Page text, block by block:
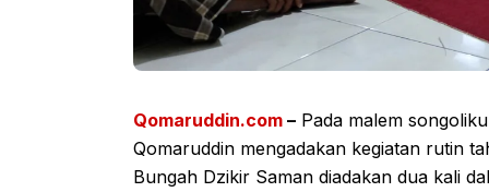
Qomaruddin.com – Pada malem
Qomaruddin mengadakan kegiatan rutin
Bungah Dzikir Saman diadakan dua kali